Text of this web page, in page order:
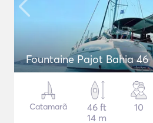
Fountaine Pajot Bahia 46
Catamarã
46 ft
14 m
10